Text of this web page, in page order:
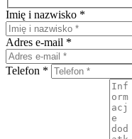
Imię i nazwisko *
Adres e-mail *
Telefon *